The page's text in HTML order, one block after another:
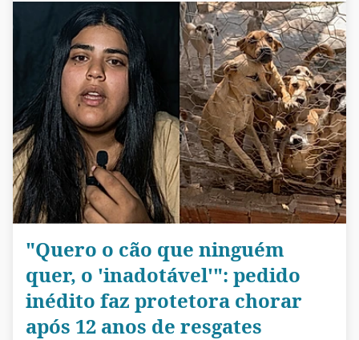
"Quero o cão que ninguém
quer, o 'inadotável'": pedido
inédito faz protetora chorar
após 12 anos de resgates